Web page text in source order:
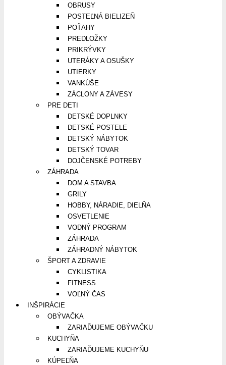
OBRUSY
POSTEĽNÁ BIELIZEŇ
POŤAHY
PREDLOŽKY
PRIKRÝVKY
UTERÁKY A OSUŠKY
UTIERKY
VANKÚŠE
ZÁCLONY A ZÁVESY
PRE DETI
DETSKÉ DOPLNKY
DETSKÉ POSTELE
DETSKÝ NÁBYTOK
DETSKÝ TOVAR
DOJČENSKÉ POTREBY
ZÁHRADA
DOM A STAVBA
GRILY
HOBBY, NÁRADIE, DIELŇA
OSVETLENIE
VODNÝ PROGRAM
ZÁHRADA
ZÁHRADNÝ NÁBYTOK
ŠPORT A ZDRAVIE
CYKLISTIKA
FITNESS
VOĽNÝ ČAS
INŠPIRÁCIE
OBÝVAČKA
ZARIAĎUJEME OBÝVAČKU
KUCHYŇA
ZARIAĎUJEME KUCHYŇU
KÚPEĽŇA